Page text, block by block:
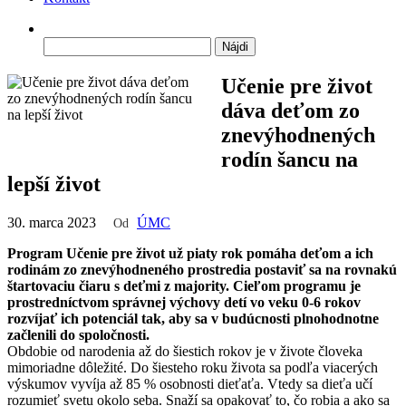
Učenie pre život
dáva deťom zo
znevýhodnených
rodín šancu na
lepší život
30. marca 2023 Od
ÚMC
Program Učenie pre život už piaty rok pomáha deťom a ich
rodinám zo znevýhodneného prostredia postaviť sa na rovnakú
štartovaciu čiaru s deťmi z majority. Cieľom programu je
prostredníctvom správnej výchovy detí vo veku 0-6 rokov
rozvíjať ich potenciál tak, aby sa v budúcnosti plnohodnotne
začlenili do spoločnosti.
Obdobie od narodenia až do šiestich rokov je v živote človeka
mimoriadne dôležité. Do šiesteho roku života sa podľa viacerých
výskumov vyvíja až 85 % osobnosti dieťaťa. Vtedy sa dieťa učí
rozumieť svetu okolo seba. Snaží sa opakovať to, čo robia a ako sa